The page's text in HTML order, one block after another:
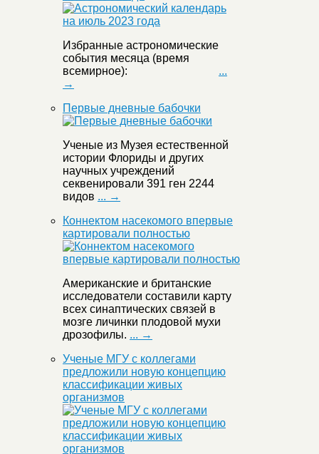
Избранные астрономические
события месяца (время
всемирное): ...
→
Первые дневные бабочки
Ученые из Музея естественной
истории Флориды и других
научных учреждений
секвенировали 391 ген 2244
видов ... →
Коннектом насекомого впервые
картировали полностью
Американские и британские
исследователи составили карту
всех синаптических связей в
мозге личинки плодовой мухи
дрозофилы. ... →
Ученые МГУ с коллегами
предложили новую концепцию
классификации живых
организмов